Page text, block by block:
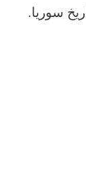
سوريا.